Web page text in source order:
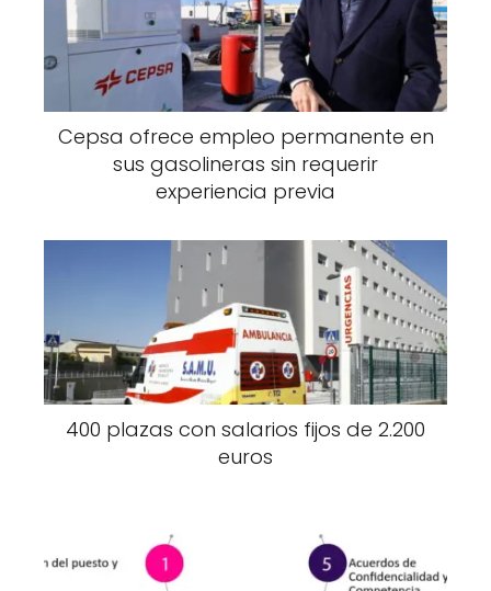
Cepsa ofrece empleo permanente en
sus gasolineras sin requerir
experiencia previa
400 plazas con salarios fijos de 2.200
euros